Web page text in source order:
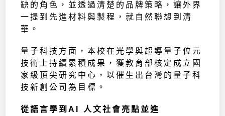
缺的角色，並透過清楚的品牌策略，讓外界
一提到先進材料與製程，就自然聯想到清
華。
量子科技方面，本校在光學與超導量子位元
技術上持續累積成果，獲教育部核定成立國
家級頂尖研究中心，以催生出台灣的量子科
技新創公司為目標。
從語言學到AI 人文社會亮點並進